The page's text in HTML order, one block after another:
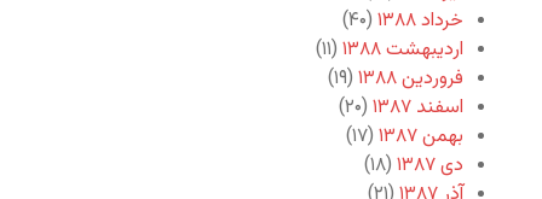
خرداد ۱۳۸۸
(۴۰)
اردیبهشت ۱۳۸۸
(۱۱)
فروردین ۱۳۸۸
(۱۹)
اسفند ۱۳۸۷
(۲۰)
بهمن ۱۳۸۷
(۱۷)
دی ۱۳۸۷
(۱۸)